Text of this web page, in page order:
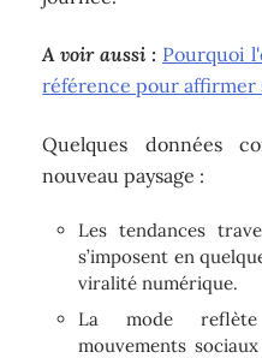
A voir aussi : Pourquoi
référence pour affirmer
Quelques données
nouveau paysage :
Les tendances
s’imposent en
viralité numérique.
La mode reflète
mouvements